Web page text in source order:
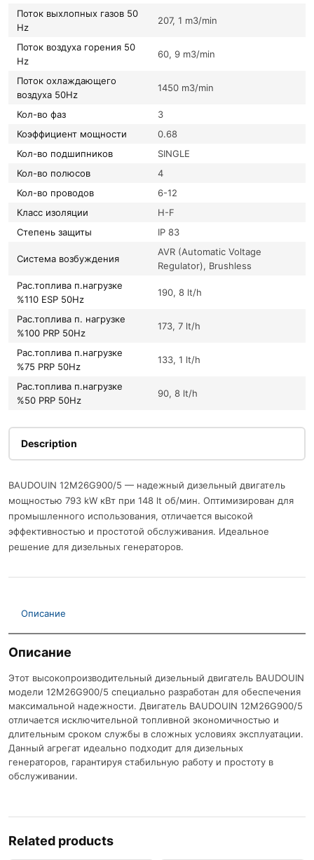
Поток выхлопных газов 50
Hz
207, 1 m3/min
Поток воздуха горения 50
Hz
60, 9 m3/min
Поток охлаждающего
воздуха 50Hz
1450 m3/min
Кол-во фаз
3
Коэффициент мощности
0.68
Кол-во подшипников
SINGLE
Кол-во полюсов
4
Кол-во проводов
6-12
Класс изоляции
H-F
Степень защиты
IP 83
Система возбуждения
AVR (Automatic Voltage
Regulator), Brushless
Рас.топлива п.нагрузке
%110 ESP 50Hz
190, 8 lt/h
Рас.топлива п. нагрузке
%100 PRP 50Hz
173, 7 lt/h
Рас.топлива п.нагрузке
%75 PRP 50Hz
133, 1 lt/h
Рас.топлива п.нагрузке
%50 PRP 50Hz
90, 8 lt/h
Description
BAUDOUIN 12M26G900/5 — надежный дизельный двигатель
мощностью 793 kW кВт при 148 lt об/мин. Оптимизирован для
промышленного использования, отличается высокой
эффективностью и простотой обслуживания. Идеальное
решение для дизельных генераторов.
Описание
Описание
Этот высокопроизводительный дизельный двигатель BAUDOUIN
модели 12M26G900/5 специально разработан для обеспечения
максимальной надежности. Двигатель BAUDOUIN 12M26G900/5
отличается исключительной топливной экономичностью и
длительным сроком службы в сложных условиях эксплуатации.
Данный агрегат идеально подходит для дизельных
генераторов, гарантируя стабильную работу и простоту в
обслуживании.
Related products